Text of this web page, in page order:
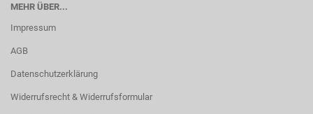
MEHR ÜBER...
Impressum
AGB
Datenschutzerklärung
Widerrufsrecht & Widerrufsformular